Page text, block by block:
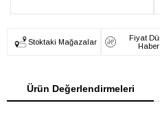
Stoktaki Mağazalar
Fiyat
Haber
Ürün Değerlendirmeleri